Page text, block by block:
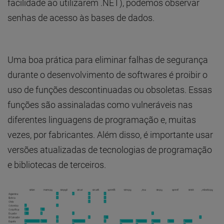
facilidade ao utilizarem .NET), podemos observar
senhas de acesso às bases de dados.
Uma boa prática para eliminar falhas de segurança
durante o desenvolvimento de softwares é proibir o
uso de funções descontinuadas ou obsoletas. Essas
funções são assinaladas como vulneráveis nas
diferentes linguagens de programação e, muitas
vezes, por fabricantes. Além disso, é importante usar
versões atualizadas de tecnologias de programação
e bibliotecas de terceiros.